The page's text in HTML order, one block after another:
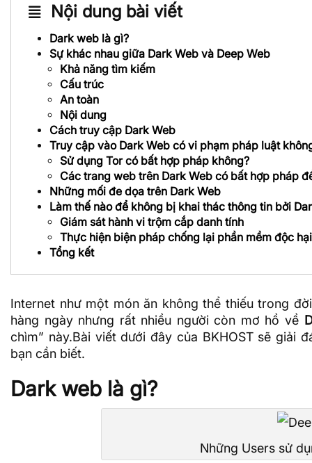
Nội dung bài viết
Dark web là gì?
Sự khác nhau giữa Dark Web và Deep Web
Khả năng tìm kiếm
Cấu trúc
An toàn
Nội dung
Cách truy cập Dark Web
Truy cập vào Dark Web có vi phạm pháp luật
Sử dụng Tor có bất hợp pháp không?
Các trang web trên Dark Web có bất hợp pháp
Những mối đe dọa trên Dark Web
Làm thế nào để không bị khai thác thông tin bởi
Giám sát hành vi trộm cắp danh tính
Thực hiện biện pháp chống lại phần mềm độc hại
Tổng kết
Internet như một món ăn không thể thiếu trong
hàng ngày nhưng rất nhiều người còn mơ hồ về
chìm” này.Bài viết dưới đây của BKHOSTsẽ giải
bạn cần biết.
Dark web là gì?
Những Users sử